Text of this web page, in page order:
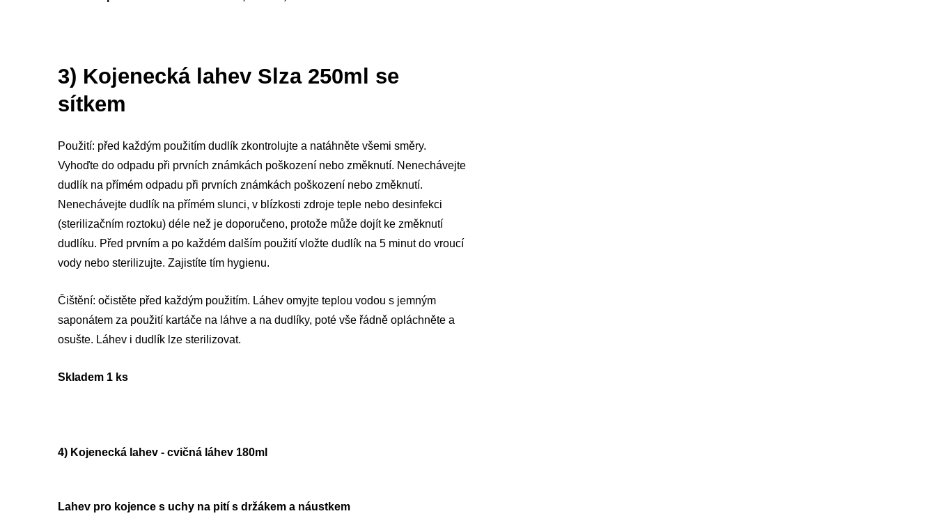
3) Kojenecká lahev Slza 250ml se
sítkem
Použití: před každým použitím dudlík zkontrolujte a natáhněte všemi směry.
Vyhoďte do odpadu při prvních známkách poškození nebo změknutí. Nenechávejte
dudlík na přímém odpadu při prvních známkách poškození nebo změknutí.
Nenechávejte dudlík na přímém slunci, v blízkosti zdroje teple nebo desinfekci
(sterilizačním roztoku) déle než je doporučeno, protože může dojít ke změknutí
dudlíku. Před prvním a po každém dalším použití vložte dudlík na 5 minut do vroucí
vody nebo sterilizujte. Zajistíte tím hygienu.
Čištění: očistěte před každým použitím. Láhev omyjte teplou vodou s jemným
saponátem za použití kartáče na láhve a na dudlíky, poté vše řádně opláchněte a
osušte. Láhev i dudlík lze sterilizovat.
Skladem 1 ks
4) Kojenecká lahev - cvičná láhev 180ml
Lahev pro kojence s uchy na pití s držákem a náustkem